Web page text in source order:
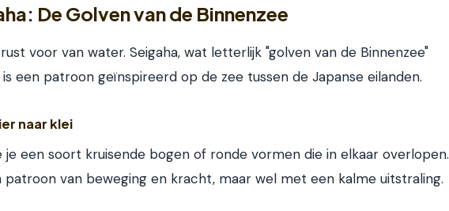
De Golven van de Binnenzee
voor van water. Seigaha, wat letterlijk "golven van de Binnenzee"
een patroon geïnspireerd op de zee tussen de Japanse eilanden.
naar klei
je een soort kruisende bogen of ronde vormen die in elkaar overlopen.
patroon van beweging en kracht, maar wel met een kalme uitstraling.